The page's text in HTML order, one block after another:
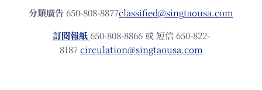
分類廣告 650-808-8877classified@singtaousa.com
訂閱報紙 650-808-8866 或 短信 650-822-
8187circulation@singtaousa.com